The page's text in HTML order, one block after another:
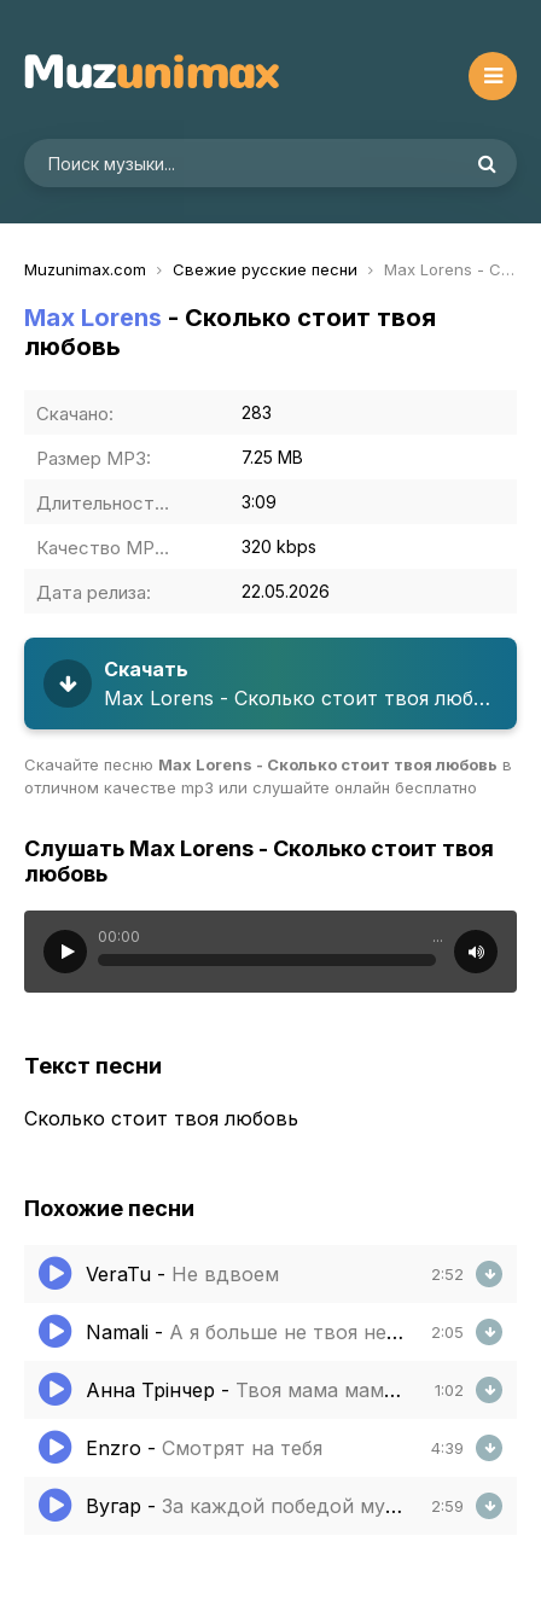
Muzunimax.com Свежие русские песни Max Lorens - Сколько стоит твоя любовь
Max Lorens - Сколько стоит твоя
любовь
Скачано: 283
Размер MP3: 7.25 MB
Длительность MP3: 3:09
Качество MP3: 320 kbps
Дата релиза: 22.05.2026
Скачать
Max Lorens - Сколько стоит твоя любовь
Скачайте песню Max Lorens - Сколько стоит твоя любовь в
отличном качестве mp3 или слушайте онлайн бесплатно
Слушать Max Lorens - Сколько стоит твоя
любовь
00:00 ...
Текст песни
Сколько стоит твоя любовь
Похожие песни
VeraTu - Не вдвоем 2:52
Namali - А я больше не твоя не звони не надо 2:05
Анна Трінчер - Твоя мама мама думає що я не я не варта 1:02
Enzro - Смотрят на тебя 4:39
Вугар - За каждой победой мужчины всегда стоит та 2:59